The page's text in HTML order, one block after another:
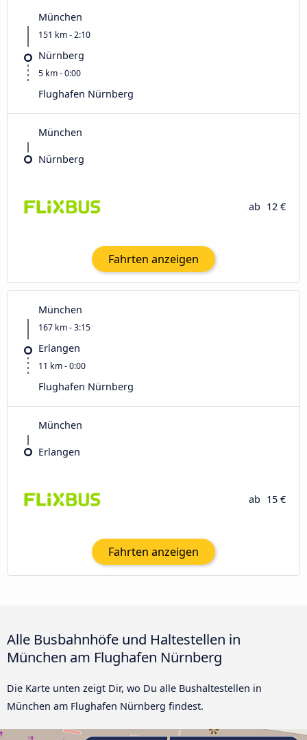
München
151 km - 2:10
Nürnberg
5 km - 0:00
Flughafen Nürnberg
München
Nürnberg
ab 12 €
Fahrten anzeigen
München
167 km - 3:15
Erlangen
11 km - 0:00
Flughafen Nürnberg
München
Erlangen
ab 15 €
Fahrten anzeigen
Alle Busbahnhöfe und Haltestellen in
München am Flughafen Nürnberg
Die Karte unten zeigt Dir, wo Du alle Bushaltestellen in
München am Flughafen Nürnberg findest.